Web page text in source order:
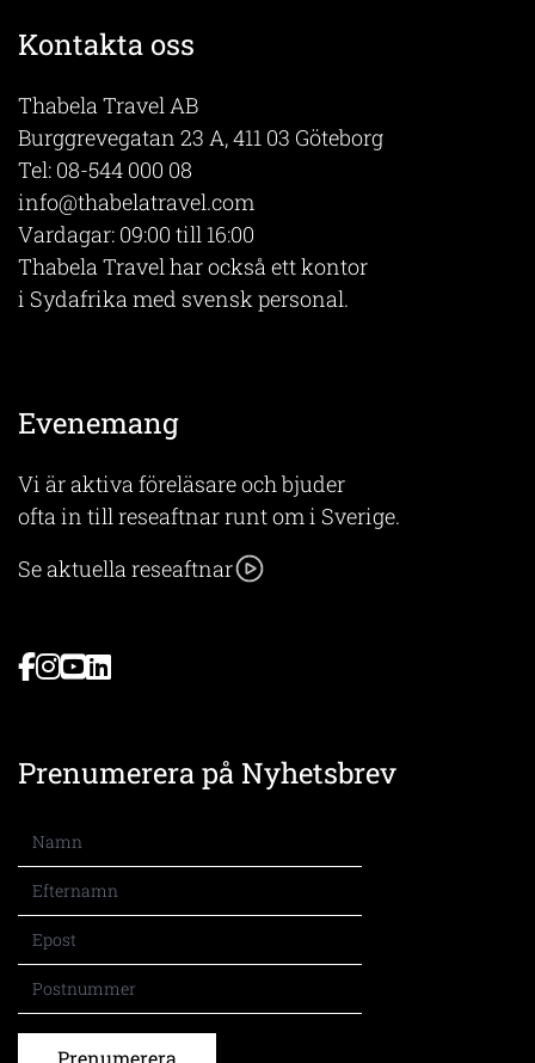
Kontakta oss
Thabela Travel AB
Burggrevegatan 23 A, 411 03 Göteborg
Tel: 08-544 000 08
info@thabelatravel.com
Vardagar: 09:00 till 16:00
Thabela Travel har också ett kontor
i Sydafrika med svensk personal.
Evenemang
Vi är aktiva föreläsare och bjuder
ofta in till reseaftnar runt om i Sverige.
Se aktuella reseaftnar
Prenumerera på Nyhetsbrev
Prenumerera